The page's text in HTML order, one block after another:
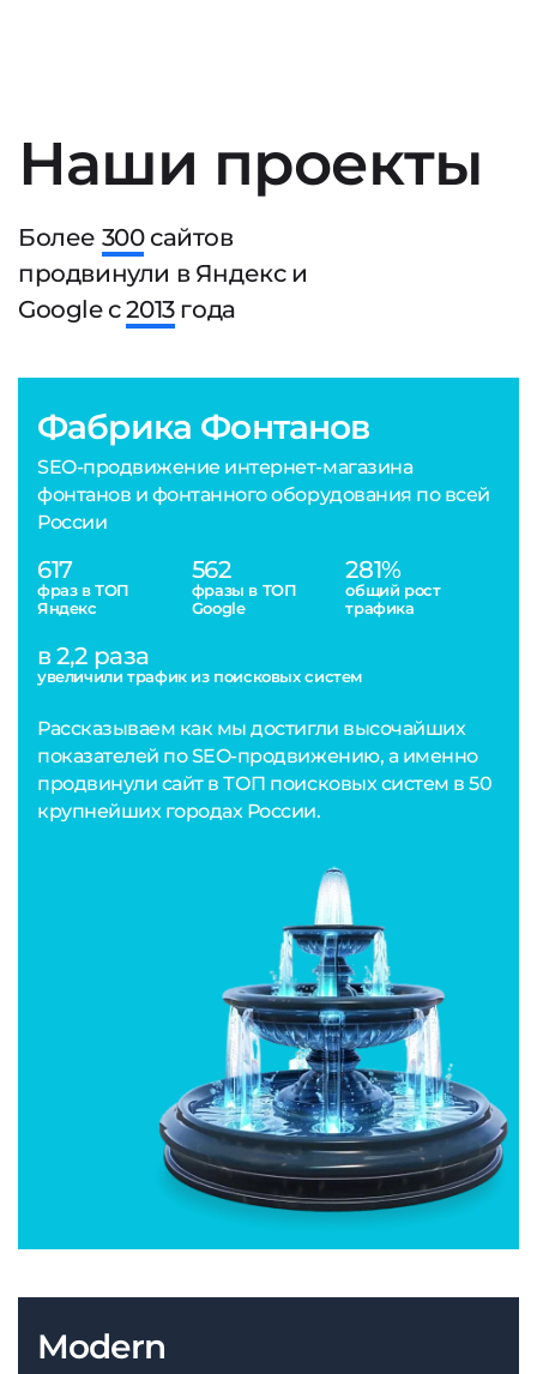
Наши проекты
Более 300сайтов
продвинули в Яндекс и
Google с2013года
Фабрика Фонтанов
SEO-продвижение интернет-магазина
фонтанов и фонтанного оборудования по всей
России
617
фраз в ТОП
Яндекс
562
фразы в ТОП
Google
281%
общий рост
трафика
в 2,2 раза
увеличили трафик из поисковых систем
Рассказываем как мы достигли высочайших
показателей по SEO-продвижению, а именно
продвинули сайт в ТОП поисковых систем в 50
крупнейших городах России.
Modern